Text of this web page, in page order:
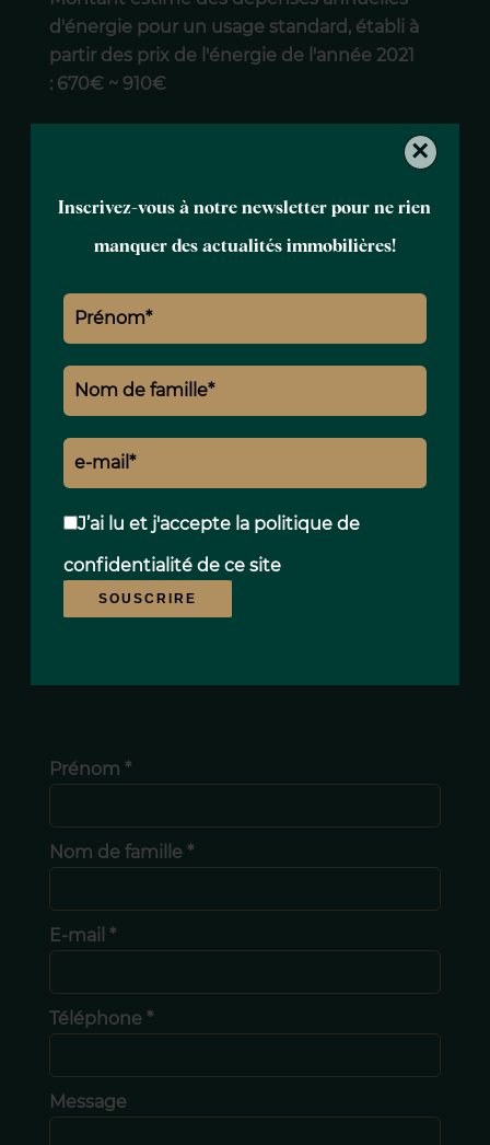
Inscrivez-vous à notre newsletter pour ne rien
manquer des actualités immobilières!
J’ai lu et j'accepte la politique de
confidentialitéde ce site
SOUSCRIRE
×
d'énergie pour un usage standard, établi à
partir des prix de l'énergie de l'année 2021
: 670€ ~ 910€
Prénom *
Nom de famille *
E-mail *
Téléphone *
Message